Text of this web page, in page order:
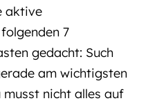
aktive
7
gedacht: Such
am wichtigsten
nicht alles auf